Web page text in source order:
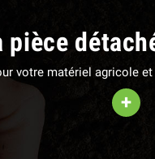
votre matériel agricole
+